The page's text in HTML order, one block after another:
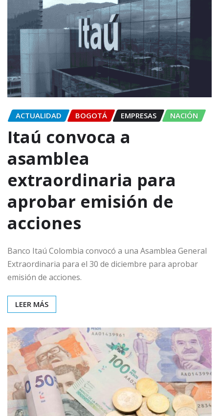
ACTUALIDAD BOGOTÁ EMPRESAS NACIÓN
Itaú convoca a
asamblea
extraordinaria para
aprobar emisión de
acciones
Banco Itaú Colombia convocó a una Asamblea General
Extraordinaria para el 30 de diciembre para aprobar
emisión de acciones.
LEER MÁS